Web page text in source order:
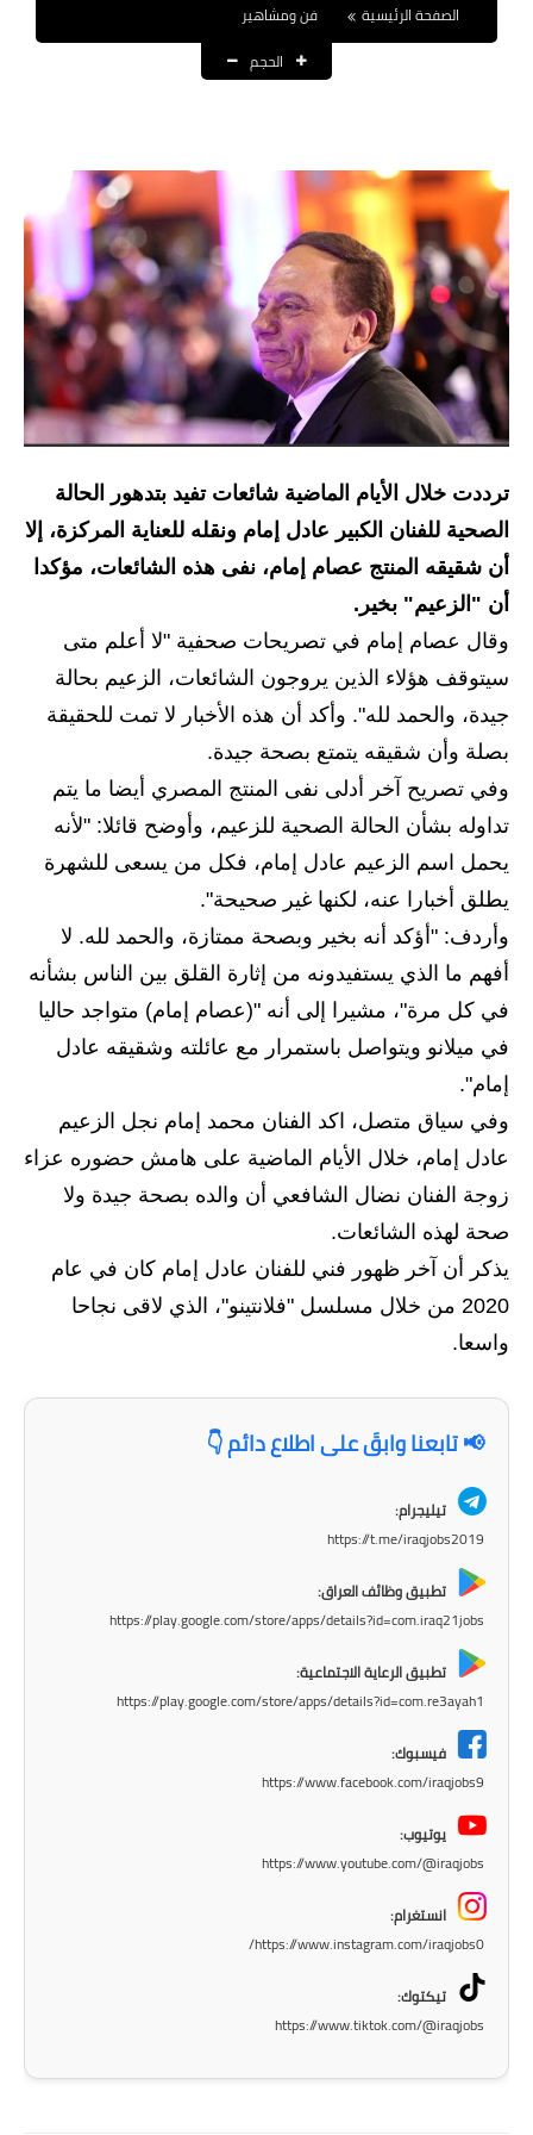
نتائج التعيينات
العقود والاجور اليومية
الرواتب
القروض والسلف
المنح المالية
قطع الاراضي
اخبار العراق
الاخبار الامنية
الاخبار الاقتصادية
الاخبار الرياضية
المدارس
اخبار وقرارات وزارة التربية
نتائج الامتحانات
المرحلة الابتدائية
المرحلة المتوسطة
المرحلة الاعدادية
اسئلة وزارية
المرحلة الابتدائية
المرحلة المتوسطة
المرحلة الاعدادية
المرحلة الابتدائية
المرحلة الاعدادية
كتب مدرسية
المرحلة الاعدادية
الصفحة الرئيسية
فن ومشاهير
الحجم
ترددت خلال الأيام الماضية شائعات تفيد بتدهور الحالة
الصحية للفنان الكبير عادل إمام ونقله للعناية المركزة، إلا
أن شقيقه المنتج عصام إمام، نفى هذه الشائعات، مؤكدا
أن "الزعيم" بخير.
وقال عصام إمام في تصريحات صحفية "لا أعلم متى
سيتوقف هؤلاء الذين يروجون الشائعات، الزعيم بحالة
جيدة، والحمد لله". وأكد أن هذه الأخبار لا تمت للحقيقة
بصلة وأن شقيقه يتمتع بصحة جيدة.
وفي تصريح آخر أدلى نفى المنتج المصري أيضا ما يتم
تداوله بشأن الحالة الصحية للزعيم، وأوضح قائلا: "لأنه
يحمل اسم الزعيم عادل إمام، فكل من يسعى للشهرة
يطلق أخبارا عنه، لكنها غير صحيحة".
وأردف: "أؤكد أنه بخير وبصحة ممتازة، والحمد لله. لا
أفهم ما الذي يستفيدونه من إثارة القلق بين الناس بشأنه
في كل مرة"، مشيرا إلى أنه "(عصام إمام) متواجد حاليا
في ميلانو ويتواصل باستمرار مع عائلته وشقيقه عادل
إمام".
وفي سياق متصل، اكد الفنان محمد إمام نجل الزعيم
عادل إمام، خلال الأيام الماضية على هامش حضوره عزاء
زوجة الفنان نضال الشافعي أن والده بصحة جيدة ولا
صحة لهذه الشائعات.
يذكر أن آخر ظهور فني للفنان عادل إمام كان في عام
2020 من خلال مسلسل "فلانتينو"، الذي لاقى نجاحا
واسعا.
📢 تابعنا وابقَ على اطلاع دائم 👇
تيليجرام:
https://t.me/iraqjobs2019
تطبيق وظائف العراق:
https://play.google.com/store/apps/details?id=com.iraq21jobs
تطبيق الرعاية الاجتماعية:
https://play.google.com/store/apps/details?id=com.re3ayah1
فيسبوك:
https://www.facebook.com/iraqjobs9
يوتيوب:
https://www.youtube.com/@iraqjobs
انستغرام:
https://www.instagram.com/iraqjobs0/
تيكتوك:
https://www.tiktok.com/@iraqjobs